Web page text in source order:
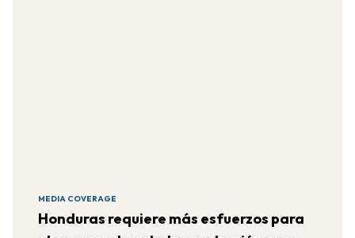
MEDIA COVERAGE
Honduras requiere más esfuerzos para